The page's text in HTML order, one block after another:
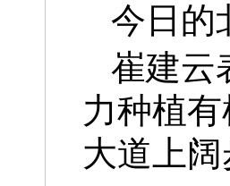
今日的
崔建云
力种植
大道上阔